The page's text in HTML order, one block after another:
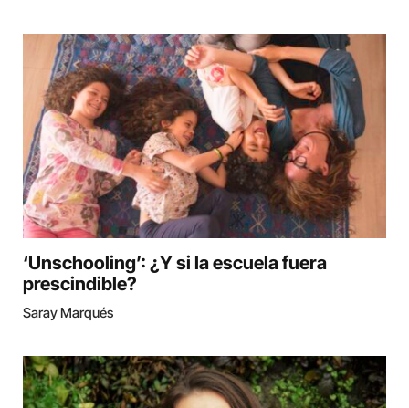
‘Unschooling’: ¿Y si la escuela fuera
prescindible?
Saray Marqués